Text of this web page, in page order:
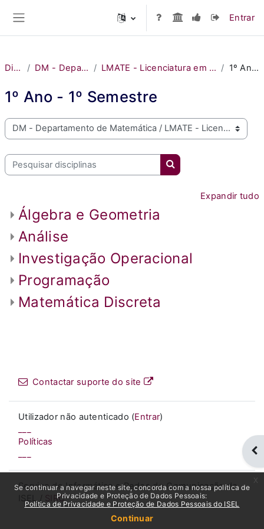
Entrar
Disciplinas DM - Departamento de Matemática LMATE - Licenciatura em Matemática Aplicada à Tecnologia e à Empresa 1º Ano - 1º Semestre
1º Ano - 1º Semestre
Bem vindo ao MOODLE do ISEL
Pesquisar disciplinas
Pesquisar disciplinas
Expandir tudo
Álgebra e Geometria
Análise
Investigação Operacional
Programação
Matemática Discreta
Contactar suporte do site
Utilizador não autenticado (Entrar)
Políticas
Serviço de Informática e Redes de Comunicação do
ISEL /
SIRC
Se continuar a navegar neste site, concorda com a nossa política de
Privacidade e Proteção de Dados Pessoais:
Política de Privacidade e Proteção de Dados Pessoais do ISEL
Continuar